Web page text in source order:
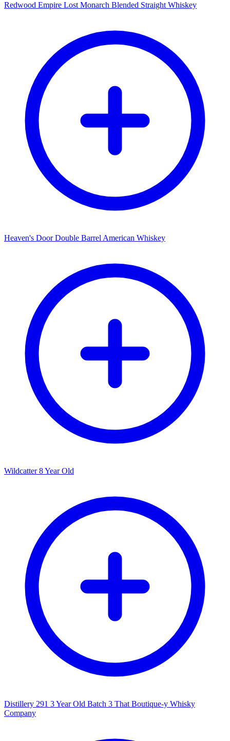
Redwood Empire Lost Monarch Blended Straight Whiskey
Heaven's Door Double Barrel American Whiskey
Wildcatter 8 Year Old
Distillery 291 3 Year Old Batch 3 That Boutique-y Whisky
Company